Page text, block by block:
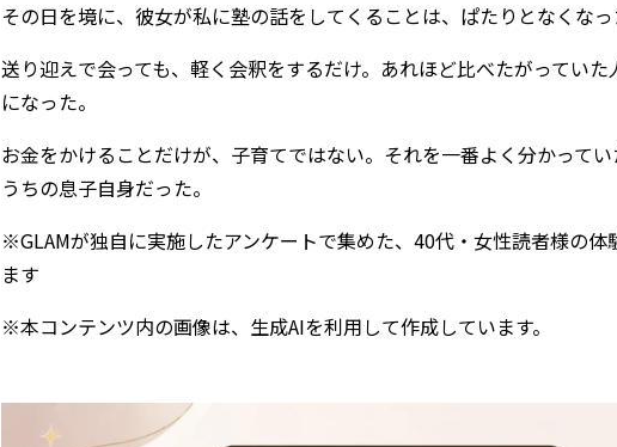
その日を境に、彼女が私に塾の話をしてくることは、ぱたりとなくなっ
送り迎えで会っても、軽く会釈をするだけ。あれほど比べたがってい
になった。
お金をかけることだけが、子育てではない。それを一番よく分かってい
うちの息子自身だった。
※GLAMが独自に実施したアンケートで集めた、40代・女性読者様の体
ます
※本コンテンツ内の画像は、生成AIを利用して作成しています。